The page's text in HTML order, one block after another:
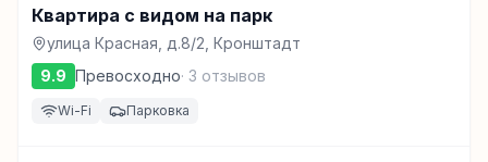
Квартира с видом на парк
улица Красная, д.8/2, Кронштадт
9.9 Превосходно· 3 отзывов
Wi-Fi Парковка